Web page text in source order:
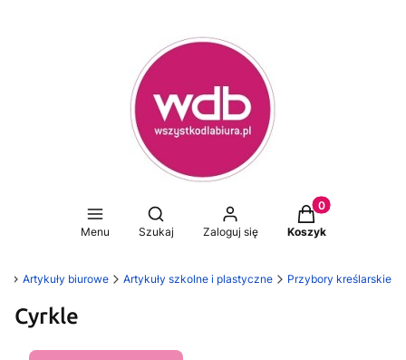
Menu
Otwórz wyszukiwarkę
Szukaj Zaloguj się
Produkty w
Koszyk
Artykuły biurowe Artykuły szkolne i plastyczne Przybory kreślarskie
Cyrkle